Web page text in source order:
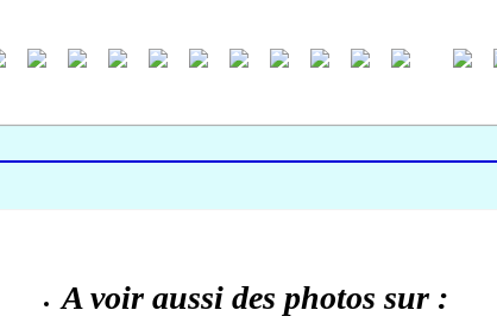
A voir aussi des photos sur :